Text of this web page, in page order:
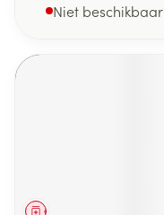
Niet beschikbaar
Geneesmiddel